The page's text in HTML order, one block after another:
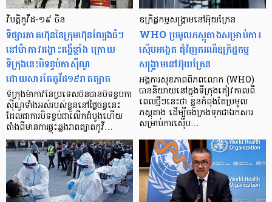
វិបត្តិកូវីដ-១៩ ចិន
ទីផ្សារភាគហ៊ុននៃក្រុមហ៊ុនល្បែងធំៗ
នៅម៉ាកាវរង្គោះរង្គើខ្លាំង ក្រោយ
ទីក្រុងនេះបិទខ្ទប់កាស៊ីណូ
ដោយសារតែកូវីដ១៩រាតត្បាត
ទីក្រុងម៉ាកាវនៃប្រទេសចិនបានបិទខ្ទប់កា
ស៊ីណូទាំងអស់របស់ខ្លួននៅថ្ងៃចន្ទនេះ
ដែលជាការបិទខ្ទប់ជាលើកដំបូងហើយ
តាំងពីមានការផ្ទុះឆ្លងរាតត្បាតកូវី…
ឧក្រិដ្ឋកម្មសង្គ្រាមនៅអ៊ុយក្រែន
WHO ប្រមូលភស្តុតាងសម្រាប់ការ
ស៊ើបអង្កេត ជុំវិញករណីឧក្រិដ្ឋកម្ម
សង្គ្រាមនៅអ៊ុយក្រែន
អង្គការសុខភាពពិភពលោក (WHO)
បាននិយាយនៅក្នុងទីក្រុងគៀវកាលពី
ពេលថ្មីៗនេះថា ខ្លួនកំពុងតែប្រមូល
ភស្តុតាង ដើម្បីចងក្រងទុកជាឯកសារ
សម្រាប់ការស៊ើប…